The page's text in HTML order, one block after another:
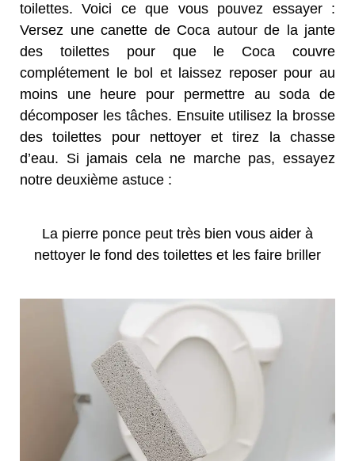
toilettes. Voici ce que vous pouvez essayer :
Versez une canette de Coca autour de la jante
des toilettes pour que le Coca couvre
complétement le bol et laissez reposer pour au
moins une heure pour permettre au soda de
décomposer les tâches. Ensuite utilisez la brosse
des toilettes pour nettoyer et tirez la chasse
d’eau. Si jamais cela ne marche pas, essayez
notre deuxième astuce :
La pierre ponce peut très bien vous aider à
nettoyer le fond des toilettes et les faire briller